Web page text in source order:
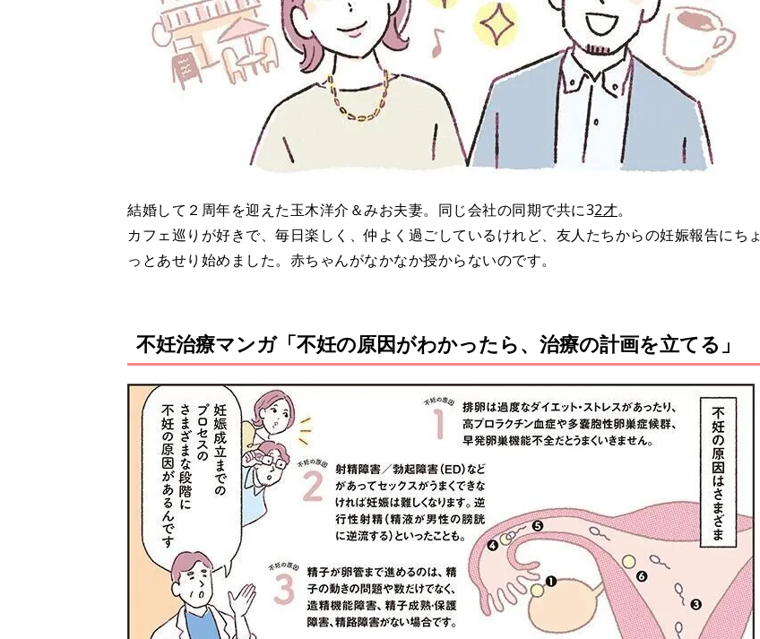
結婚して２周年を迎えた玉木洋介＆みお夫妻。同じ会社の同期で共に32才。
カフェ巡りが好きで、毎日楽しく、仲よく過ごしているけれど、友人たちからの妊娠報告にちょ
っとあせり始めました。赤ちゃんがなかなか授からないのです。
不妊治療マンガ「不妊の原因がわかったら、治療の計画を立てる」